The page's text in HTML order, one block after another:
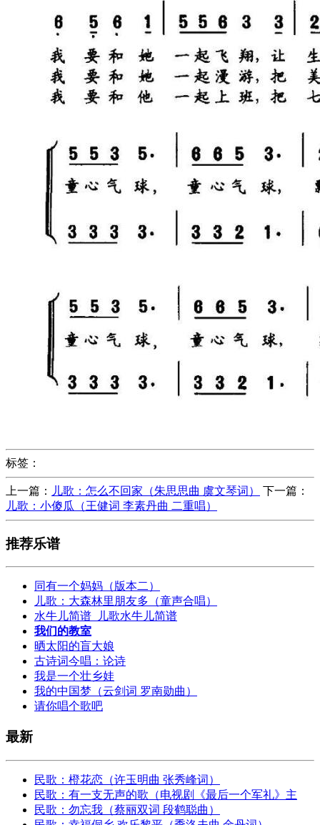
标签：
上一篇： 儿歌：怎么不回家（朱思思曲 虞文琴词）
下一篇：
儿歌：小傻瓜（王健词 李素丹曲 二重唱）
推荐乐谱
同有一个妈妈（版本二）
儿歌：大森林里朋友多（童声合唱）
水牛儿简谱_儿歌水牛儿简谱
我们的教室
晒太阳的盲大娘
古诗词今唱：论诗
我是一个壮乡娃
我的中国梦（云剑词 罗南勋曲）
请你唱个歌吧
最新
民歌：橙花恋（许玉明曲 张秀峰词）
民歌：有一支无声的歌（电视剧《最后一个军礼》主
民歌：勿忘我（蔡丽双词 段鹤聪曲）